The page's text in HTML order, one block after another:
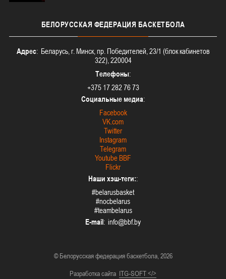
БЕЛОРУССКАЯ ФЕДЕРАЦИЯ БАСКЕТБОЛА
Адрес: Беларусь, г. Минск, пр. Победителей, 23/1 (блок кабинетов
322), 220004
Телефоны:
+375 17 282 76 73
Социальные медиа:
Facebook
VK.com
Twitter
Instagram
Telegram
Youtube BBF
Flickr
Наши хэш-теги::
#belarusbasket
#nocbelarus
#teambelarus
E-mail:
© Белорусская федерация баскетбола, 2026
Разработка сайта ITG-SOFT </>